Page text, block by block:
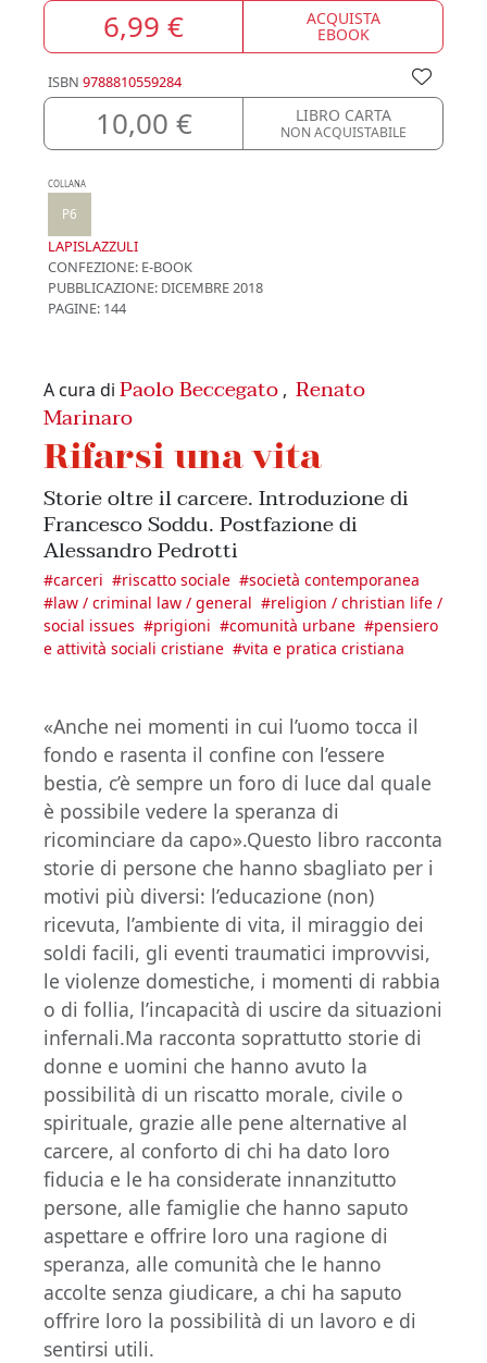
6,99 € ACQUISTA
EBOOK
ISBN 9788810559284
10,00 € LIBRO CARTA
NON ACQUISTABILE
COLLANA
P6
LAPISLAZZULI
CONFEZIONE: E-BOOK
PUBBLICAZIONE: DICEMBRE 2018
PAGINE: 144
A cura di Paolo Beccegato , Renato
Marinaro
Rifarsi una vita
Storie oltre il carcere. Introduzione di
Francesco Soddu. Postfazione di
Alessandro Pedrotti
#carceri #riscatto sociale #società contemporanea
#law / criminal law / general #religion / christian life /
social issues #prigioni #comunità urbane #pensiero
e attività sociali cristiane #vita e pratica cristiana
«Anche nei momenti in cui l’uomo tocca il
fondo e rasenta il confine con l’essere
bestia, c’è sempre un foro di luce dal quale
è possibile vedere la speranza di
ricominciare da capo».Questo libro racconta
storie di persone che hanno sbagliato per i
motivi più diversi: l’educazione (non)
ricevuta, l’ambiente di vita, il miraggio dei
soldi facili, gli eventi traumatici improvvisi,
le violenze domestiche, i momenti di rabbia
o di follia, l’incapacità di uscire da situazioni
infernali.Ma racconta soprattutto storie di
donne e uomini che hanno avuto la
possibilità di un riscatto morale, civile o
spirituale, grazie alle pene alternative al
carcere, al conforto di chi ha dato loro
fiducia e le ha considerate innanzitutto
persone, alle famiglie che hanno saputo
aspettare e offrire loro una ragione di
speranza, alle comunità che le hanno
accolte senza giudicare, a chi ha saputo
offrire loro la possibilità di un lavoro e di
sentirsi utili.